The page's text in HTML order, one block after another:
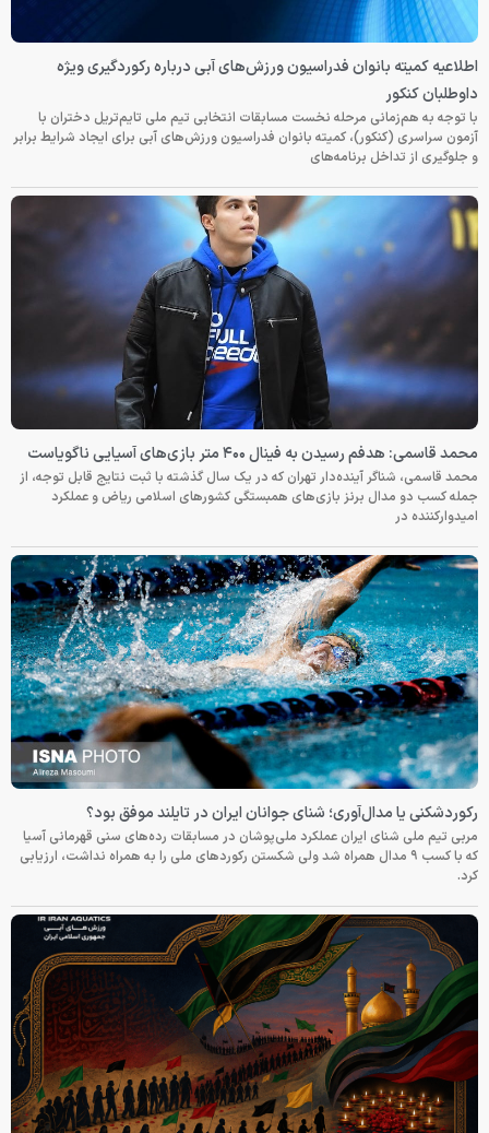
اطلاعیه کمیته بانوان فدراسیون ورزش‌های آبی درباره رکوردگیری ویژه
داوطلبان کنکور
با توجه به هم‌زمانی مرحله نخست مسابقات انتخابی تیم ملی تایم‌تریل دختران با
آزمون سراسری (کنکور)، کمیته بانوان فدراسیون ورزش‌های آبی برای ایجاد شرایط برابر
و جلوگیری از تداخل برنامه‌های
محمد قاسمی: هدفم رسیدن به فینال ۴۰۰ متر بازی‌های آسیایی ناگویاست
محمد قاسمی، شناگر آینده‌دار تهران که در یک سال گذشته با ثبت نتایج قابل توجه، از
جمله کسب دو مدال برنز بازی‌های همبستگی کشورهای اسلامی ریاض و عملکرد
امیدوارکننده در
رکوردشکنی یا مدال‌آوری؛ شنای جوانان ایران در تایلند موفق بود؟
مربی تیم ملی شنای ایران عملکرد ملی‌پوشان در مسابقات رده‌های سنی قهرمانی آسیا
که با کسب ۹ مدال همراه شد ولی شکستن رکوردهای ملی را به همراه نداشت، ارزیابی
کرد.